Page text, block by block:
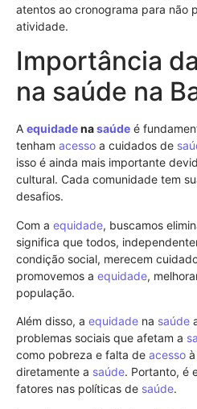
atentos ao cronograma para não
atividade.
Importância
na saúde na
A equidadenasaúde é
tenham acesso a cuidados de
isso é ainda mais importante
cultural. Cada comunidade tem
desafios.
Com a equidade, buscamos
significa que todos,
condição social, merecem
promovemos a equidade,
população.
Além disso, a equidade na saúde
problemas sociais que afetam a
como pobreza e falta de acesso à
diretamente a saúde. Portanto, é
fatores nas políticas de saúde.